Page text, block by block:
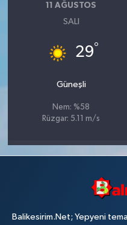
11 AĞUSTOS
SALI
29°
Güneşli
Nem: %58
Rüzgar: 5.11 m/s
Balikesirim.Net; Yepyeni